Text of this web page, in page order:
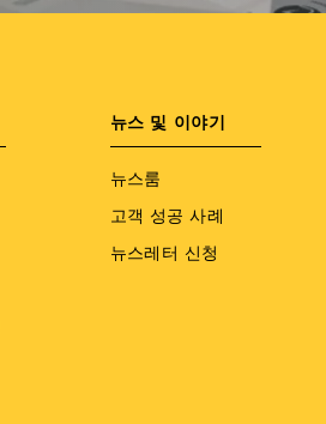
뉴스 및 이야기
뉴스룸
고객 성공 사례
뉴스레터 신청